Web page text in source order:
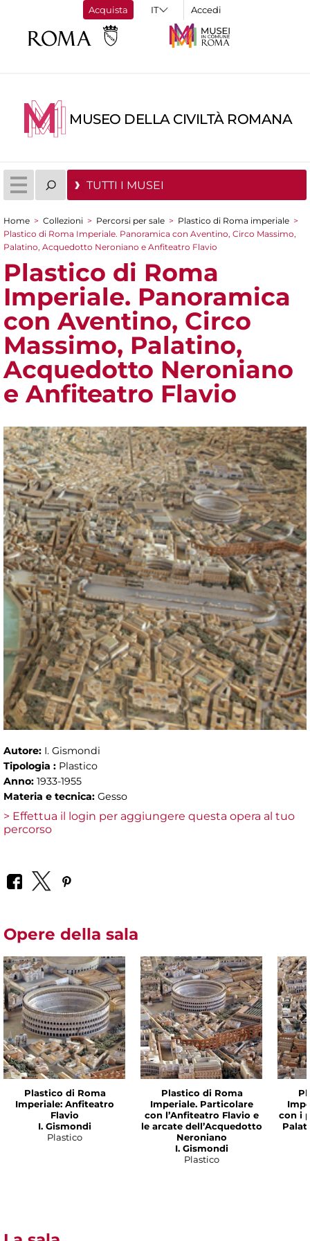
Acquista Accedi
MUSEO DELLA CIVILTÀ ROMANA
TUTTI I MUSEI
Tu sei qui
Home > Collezioni > Percorsi per sale > Plastico di Roma imperiale >
Plastico di Roma Imperiale. Panoramica con Aventino, Circo Massimo,
Palatino, Acquedotto Neroniano e Anfiteatro Flavio
Plastico di Roma
Imperiale. Panoramica
con Aventino, Circo
Massimo, Palatino,
Acquedotto Neroniano
e Anfiteatro Flavio
Autore: I. Gismondi
Tipologia : Plastico
Anno: 1933-1955
Materia e tecnica: Gesso
> Effettua il login per aggiungere questa opera al tuo
percorso
Opere della sala
Plastico di Roma
Imperiale: Anfiteatro
Flavio
I. Gismondi
Plastico
Plastico di Roma
Imperiale. Particolare
con l’Anfiteatro Flavio e
le arcate dell’Acquedotto
Neroniano
I. Gismondi
Plastico
con i